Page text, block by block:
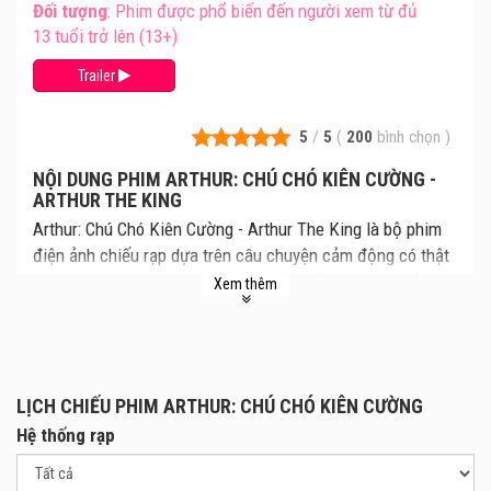
5 / 5 ( 200 bình chọn )
NỘI DUNG PHIM ARTHUR: CHÚ CHÓ KIÊN CƯỜNG -
ARTHUR THE KING
Arthur: Chú Chó Kiên Cường - Arthur The King là bộ phim
điện ảnh chiếu rạp dựa trên câu chuyện cảm động có thật
về tình bạn giữa một tay đua thi đấu thể thao mạo hiểm và
một chú chó đường phố. Cùng xem lịch chiếu Arthur: Chú
Bộ phim sẽ theo chân Mikael Lindnord, tay đua từng tham
gia chinh phục giải thi đấu thể thao mạo hiểm nhất trên thế
giới - Adventure Races Worldwide (ARW), giải đua kết hợp
Xem thêm
Đối tượng: Phim được phổ biến đến người xem từ đủ
13 tuổi trở lên (13+)
Trailer
LỊCH CHIẾU PHIM ARTHUR: CHÚ CHÓ KIÊN CƯỜNG
Hệ thống rạp